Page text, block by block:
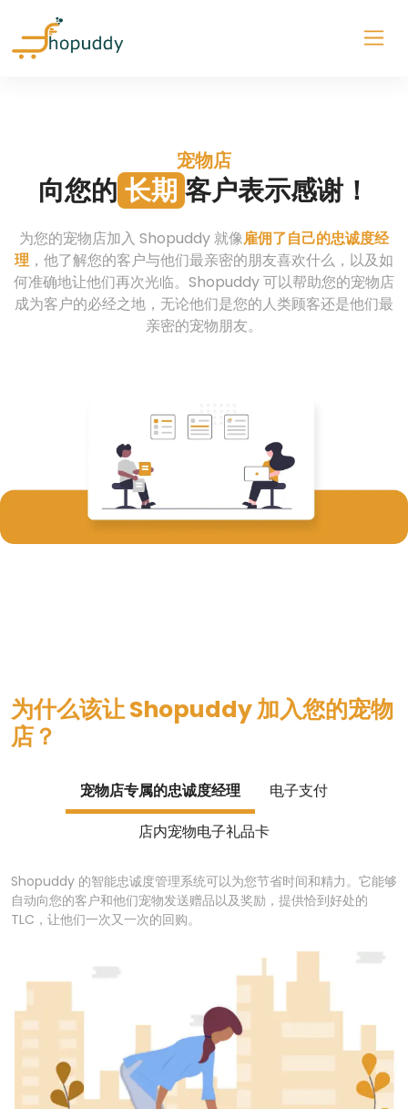
宠物店
向您的 长期 客户表示感谢！
为您的宠物店加入 Shopuddy 就像雇佣了自己的忠诚度经
理，他了解您的客户与他们最亲密的朋友喜欢什么，以及如
何准确地让他们再次光临。Shopuddy 可以帮助您的宠物店
成为客户的必经之地，无论他们是您的人类顾客还是他们最
亲密的宠物朋友。
为什么该让 Shopuddy 加入您的宠物
店？
宠物店专属的忠诚度经理
电子支付
店内宠物电子礼品卡
Shopuddy 的智能忠诚度管理系统可以为您节省时间和精力。它能够
自动向您的客户和他们宠物发送赠品以及奖励，提供恰到好处的
TLC，让他们一次又一次的回购。